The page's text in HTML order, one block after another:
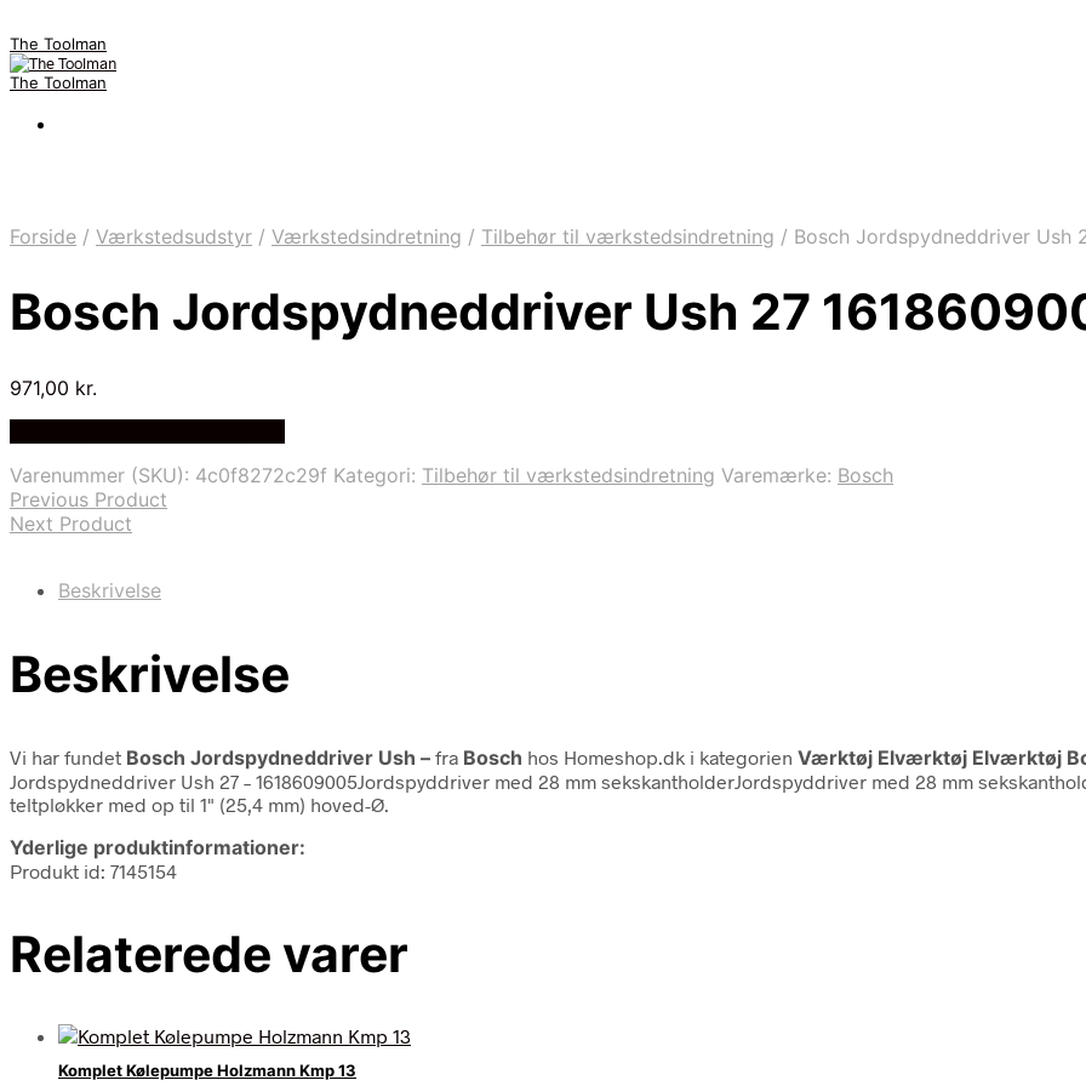
The Toolman
The Toolman
Forside / Værkstedsudstyr / Værkstedsindretning / Tilbehør til værkstedsindretning / Bosch Jordspydneddriver Ush
Bosch Jordspydneddriver Ush 27
971,00 kr.
Varenummer (SKU): 4c0f8272c29f Kategori: Tilbehør til værkstedsindretning Varemærke: Bosch
Previous Product
Next Product
Beskrivelse
Beskrivelse
Vi har fundet Bosch Jordspydneddriver Ush – fra Bosch hos Homeshop.dk i kategorien Værktøj Elværktøj Elværktøj
Jordspydneddriver Ush 27 – 1618609005Jordspyddriver med 28 mm sekskantholderJordspyddriver med 28 mm
teltpløkker med op til 1" (25,4 mm) hoved-Ø.
Yderlige produktinformationer:
Produkt id: 7145154
Relaterede varer
Komplet Kølepumpe Holzmann Kmp 13